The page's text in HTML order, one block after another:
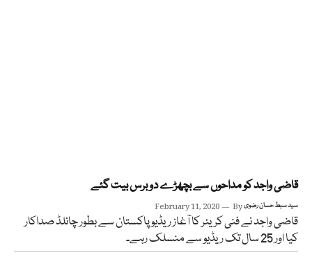
قاضی واجد کو مداحوں سے بچھڑے دو برس بیت گئے
February 11, 2020 Byسید سبط حسان رضوی
قاضی واجد نے فنی کریئر کا آغاز ریڈیو پاکستان سے بطور چائلڈ صداکار
کیا اور 25 سال تک ریڈیو سے منسلک رہے۔